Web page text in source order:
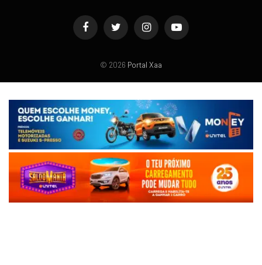
FacebookTwitter InstagramYouTube
© 2026 Portal Xaa